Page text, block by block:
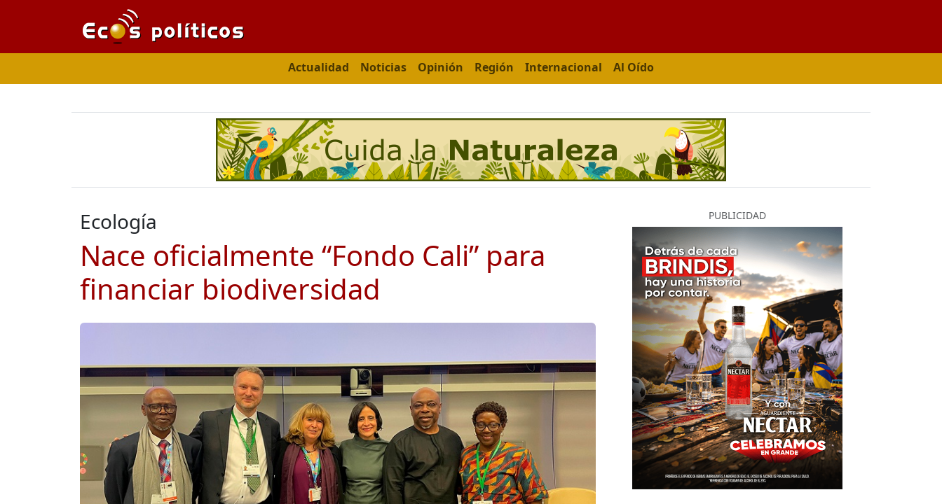
Actualidad Noticias Opinión Región Internacional Al Oído
Ecología
Nace oficialmente “Fondo Cali” para
financiar biodiversidad
PUBLICIDAD